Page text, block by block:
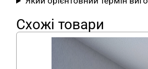
Схожі товари